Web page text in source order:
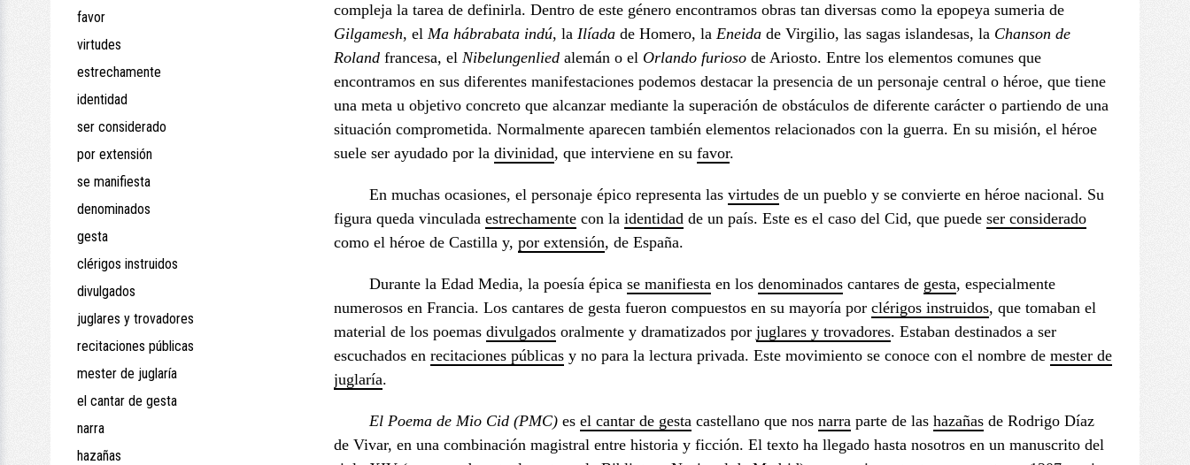
favor
virtudes
estrechamente
identidad
ser considerado
por extensión
se manifiesta
denominados
gesta
clérigos instruidos
divulgados
juglares y trovadores
recitaciones públicas
mester de juglaría
el cantar de gesta
narra
hazañas
compleja la tarea de definirla. Dentro de este género encontramos obras tan diversas como la epopeya sumeria de
Gilgamesh, el Ma hábrabata indú, la Ilíada de Homero, la Eneida de Virgilio, las sagas islandesas, la Chanson de
Roland francesa, el Nibelungenlied alemán o el Orlando furioso de Ariosto. Entre los elementos comunes que
encontramos en sus diferentes manifestaciones podemos destacar la presencia de un personaje central o héroe, que tiene
una meta u objetivo concreto que alcanzar mediante la superación de obstáculos de diferente carácter o partiendo de una
situación comprometida. Normalmente aparecen también elementos relacionados con la guerra. En su misión, el héroe
suele ser ayudado por la divinidad, que interviene en su favor.
En muchas ocasiones, el personaje épico representa las virtudes de un pueblo y se convierte en héroe nacional. Su
figura queda vinculada estrechamente con la identidad de un país. Este es el caso del Cid, que puede ser considerado
como el héroe de Castilla y, por extensión, de España.
Durante la Edad Media, la poesía épica se manifiesta en los denominados cantares de gesta, especialmente
numerosos en Francia. Los cantares de gesta fueron compuestos en su mayoría por clérigos instruidos, que tomaban el
material de los poemas divulgados oralmente y dramatizados por juglares y trovadores. Estaban destinados a ser
escuchados en recitaciones públicas y no para la lectura privada. Este movimiento se conoce con el nombre de mester de
juglaría.
El Poema de Mio Cid (PMC) es el cantar de gesta castellano que nos narra parte de las hazañas de Rodrigo Díaz
de Vivar, en una combinación magistral entre historia y ficción. El texto ha llegado hasta nosotros en un manuscrito del